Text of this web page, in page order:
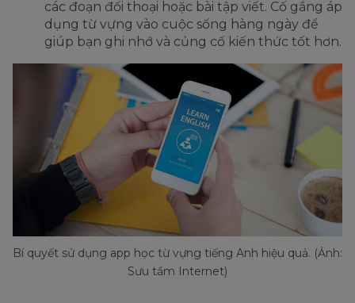
các đoạn đối thoại hoặc bài tập viết. Cố gắng áp
dụng từ vựng vào cuộc sống hàng ngày để
giúp bạn ghi nhớ và củng cố kiến thức tốt hơn.
Bí quyết sử dụng app học từ vựng tiếng Anh hiệu quả. (Ảnh:
Sưu tầm Internet)